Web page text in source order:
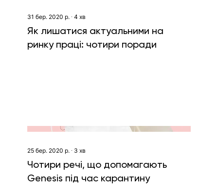
31 бер. 2020 р. ∙ 4 хв
Як лишатися актуальними на
ринку праці: чотири поради
25 бер. 2020 р.∙ 3 хв
Чотири речі, що допомагають
Genesis під час карантину